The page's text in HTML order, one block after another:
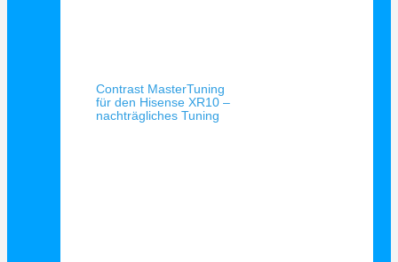
Contrast MasterTuning
für den Hisense XR10 –
nachträgliches Tuning